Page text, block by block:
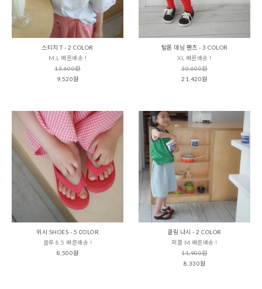
스티치 T - 2 COLOR
M,L 빠른배송 !
13,600원
9,520원
탈론 데님 팬츠 - 3 COLOR
XL 빠른배송 !
30,600원
21,420원
위시 SHOES - 5 COLOR
블루 8.5 빠른배송 !
8,500원
클림 나시 - 2 COLOR
퍼플 M 빠른배송 !
11,900원
8,330원